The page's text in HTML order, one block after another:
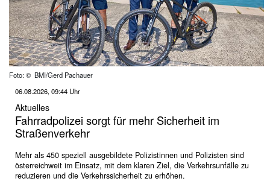
Foto: © BMI/Gerd Pachauer
06.08.2026, 09:44 Uhr
Aktuelles
Fahrradpolizei sorgt für mehr Sicherheit im
Straßenverkehr
Mehr als 450 speziell ausgebildete Polizistinnen und Polizisten sind
österreichweit im Einsatz, mit dem klaren Ziel, die Verkehrsunfälle zu
reduzieren und die Verkehrssicherheit zu erhöhen.